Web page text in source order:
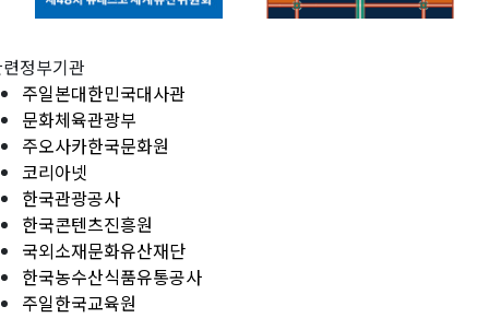
정부기관
주일본대한민국대사관
문화체육관광부
주오사카한국문화원
코리아넷
한국관광공사
한국콘텐츠진흥원
국외소재문화유산재단
한국농수산식품유통공사
주일한국교육원